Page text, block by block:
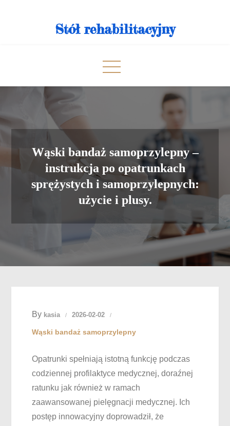
Stół rehabilitacyjny
Wąski bandaż samoprzylepny –
instrukcja po opatrunkach
sprężystych i samoprzylepnych:
użycie i plusy.
By kasia 2026-02-02
Wąski bandaż samoprzylepny
Opatrunki spełniają istotną funkcję podczas
codziennej profilaktyce medycznej, doraźnej
ratunku jak również w ramach
zaawansowanej pielęgnacji medycznej. Ich
postęp innowacyjny doprowadził, że